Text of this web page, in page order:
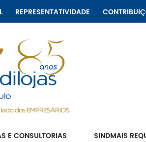
REPRESENTATIVIDADE
E CONSULTORIAS SINDMAIS